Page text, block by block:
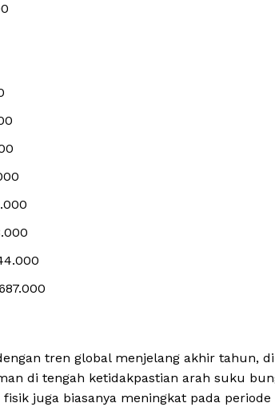
tren global menjelang akhir tahun,
di tengah ketidakpastian arah suku
juga biasanya meningkat pada